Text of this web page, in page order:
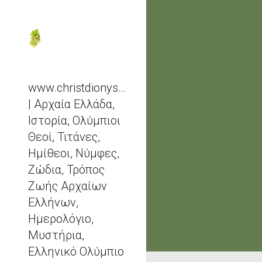
www.christdionysos.com
| Αρχαία Ελλάδα,
Ιστορία, Ολύμπιοι
Θεοί, Τιτάνες,
Ημίθεοι, Νύμφες,
Ζώδια, Τρόπος
Ζωής Αρχαίων
Ελλήνων,
Ημερολόγιο,
Μυστήρια,
Ελληνικό Ολύμπιο